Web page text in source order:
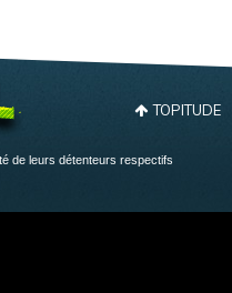
TOPITUDE
de leurs détenteurs respectifs